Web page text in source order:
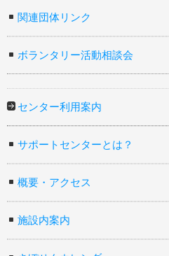
関連団体リンク
ボランタリー活動相談会
センター利用案内
サポートセンターとは？
概要・アクセス
施設内案内